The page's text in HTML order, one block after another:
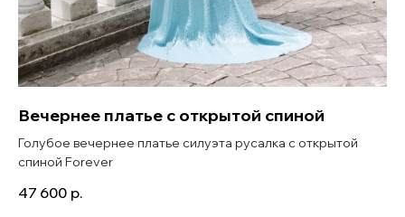
Вечернее платье с открытой спиной
Голубое вечернее платье силуэта русалка с открытой
спиной Forever
47 600 р.